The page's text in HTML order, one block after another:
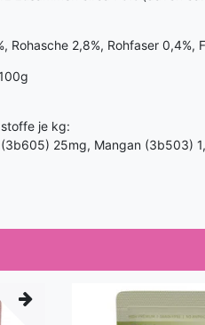
Rohasche 2,8%, Rohfaser 0,4%,
je kg:
25mg, Mangan